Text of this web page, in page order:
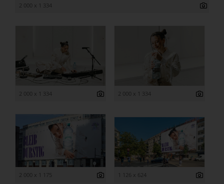
2 000 x 1 334
2 000 x 1 334 2 000 x 1 334
2 000 x 1 175 1 126 x 624